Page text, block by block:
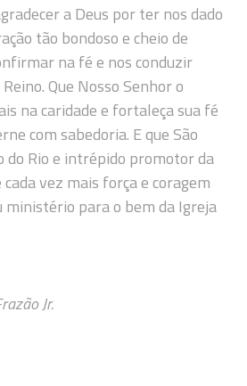
a Deus por ter nos dado
tão bondoso e cheio de
na fé e nos conduzir
Que Nosso Senhor o
na caridade e fortaleça sua fé
com sabedoria. E que São
do Rio e intrépido promotor da
vez mais força e coragem
ministério para o bem da Igreja
Jr.